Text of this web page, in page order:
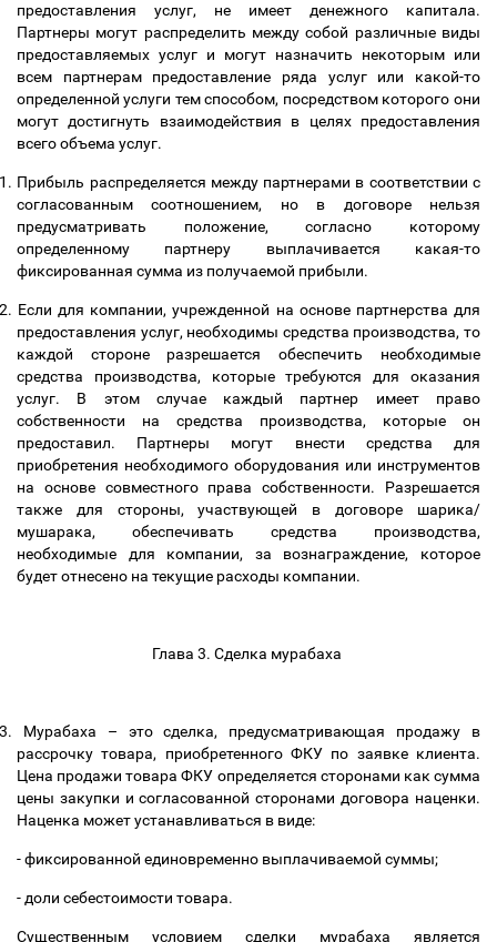
предоставления услуг, не имеет денежного капитала.
Партнеры могут распределить между собой различные виды
предоставляемых услуг и могут назначить некоторым или
всем партнерам предоставление ряда услуг или какой-то
определенной услуги тем способом, посредством которого они
могут достигнуть взаимодействия в целях предоставления
всего объема услуг.
Прибыль распределяется между партнерами в соответствии с
согласованным соотношением, но в договоре нельзя
предусматривать положение, согласно которому
определенному партнеру выплачивается какая-то
фиксированная сумма из получаемой прибыли.
Если для компании, учрежденной на основе партнерства для
предоставления услуг, необходимы средства производства, то
каждой стороне разрешается обеспечить необходимые
средства производства, которые требуются для оказания
услуг. В этом случае каждый партнер имеет право
собственности на средства производства, которые он
предоставил. Партнеры могут внести средства для
приобретения необходимого оборудования или инструментов
на основе совместного права собственности. Разрешается
также для стороны, участвующей в договоре шарика/
мушарака, обеспечивать средства производства,
необходимые для компании, за вознаграждение, которое
будет отнесено на текущие расходы компании.
Глава 3. Сделка мурабаха
Мурабаха – это сделка, предусматривающая продажу в
рассрочку товара, приобретенного ФКУ по заявке клиента.
Цена продажи товара ФКУ определяется сторонами как сумма
цены закупки и согласованной сторонами договора наценки.
Наценка может устанавливаться в виде:
- фиксированной единовременно выплачиваемой суммы;
- доли себестоимости товара.
Существенным условием сделки мурабаха является